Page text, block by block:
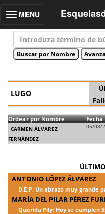
Toggle
MENU
LUGO
Ordear por Nombre Fecha
CARMEN ÁLVAREZ
FERNÁNDEZ
05/08/
ANTONIO LÓPEZ ÁLVAREZ
D.E.P. Un abrazo muy grande
MARÍA DEL PILAR PÉREZ
Querida Pily: Hoy se cumplen